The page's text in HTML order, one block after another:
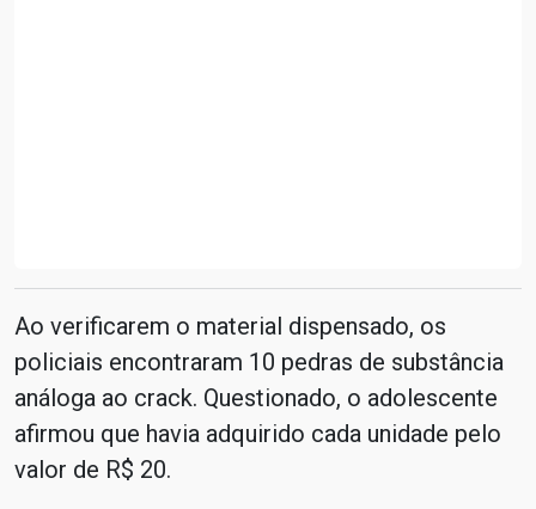
Ao verificarem o material dispensado, os
policiais encontraram 10 pedras de substância
análoga ao crack. Questionado, o adolescente
afirmou que havia adquirido cada unidade pelo
valor de R$ 20.